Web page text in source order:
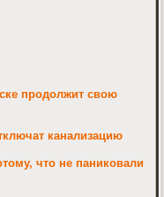
продолжит свою
канализацию
что не паниковали